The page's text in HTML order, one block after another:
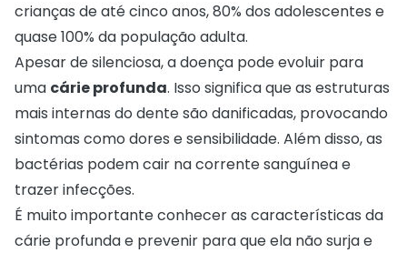
crianças de até cinco anos, 80% dos adolescentes e
quase 100% da população adulta.
Apesar de silenciosa, a doença pode evoluir para
uma cárie profunda. Isso significa que as estruturas
mais internas do dente são danificadas, provocando
sintomas como dores e sensibilidade. Além disso, as
bactérias podem cair na corrente sanguínea e
trazer infecções.
É muito importante conhecer as características da
cárie profunda e prevenir para que ela não surja e